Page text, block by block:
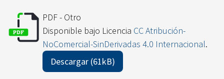
PDF - Otro
Disponible bajo Licencia CC Atribución-
NoComercial-SinDerivadas 4.0 Internacional.
Descargar (61kB)